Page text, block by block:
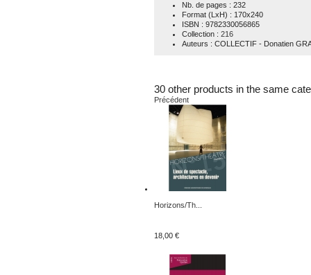
Nb. de pages : 232
Format (LxH) : 170x240
ISBN : 9782330056865
Collection : 216
Auteurs : COLLECTIF - Donatien
30 other products in the same
Précédent
Horizons/Th...
18,00 €